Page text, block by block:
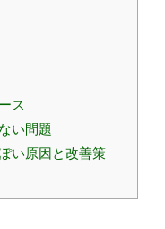
ス
い問題
い原因と改善策